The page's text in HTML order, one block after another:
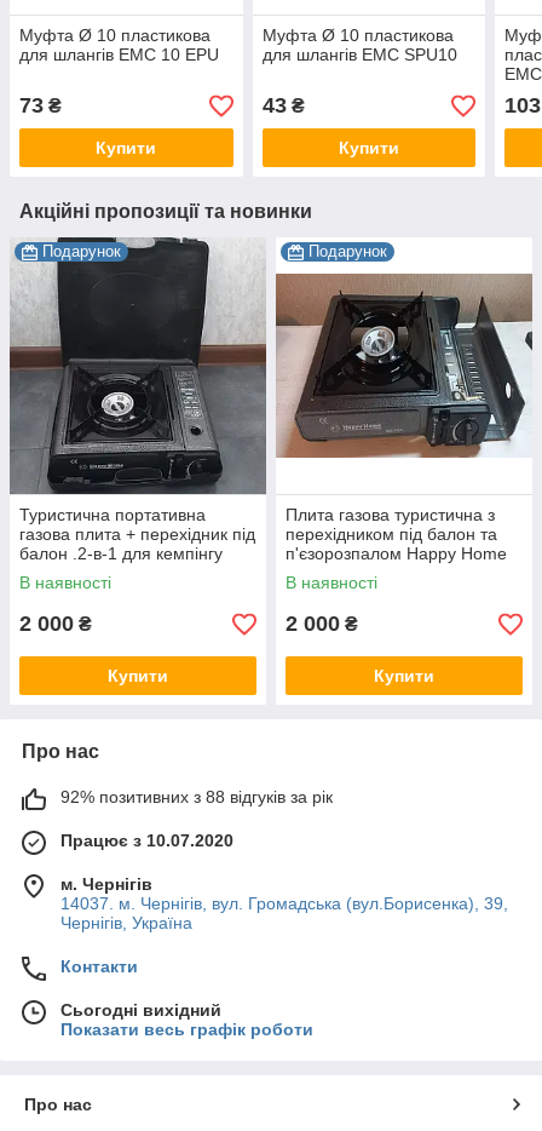
Муфта Ø 10 пластикова
для шлангів EMC 10 EPU
73 ₴
Купити
Муфта Ø 10 пластикова
для шлангів EMC SPU10
43₴
Купити
103
Акційні пропозиції та новинки
Подарунок
Туристична портативна
газова плита + перехідник під
балон .2-в-1 для кемпінгу
В наявності
2 000 ₴
Купити
Подарунок
Плита газова туристична з
перехідником під балон та
п'єзорозпалом Happy Home
BDZ-155A
В наявності
2 000 ₴
Купити
Про нас
92% позитивних з 88 відгуків за рік
Працює з 10.07.2020
м. Чернігів
14037. м. Чернігів, вул. Громадська (вул.Борисенка), 39,
Чернігів, Україна
Контакти
Сьогодні вихідний
Показати весь графік роботи
Про нас